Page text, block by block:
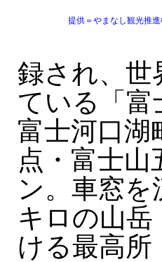
提供＝やまなし観光推
録され、世
ている「富
富士河口湖
点・富士
ン。車窓
キロの山
ける最高所